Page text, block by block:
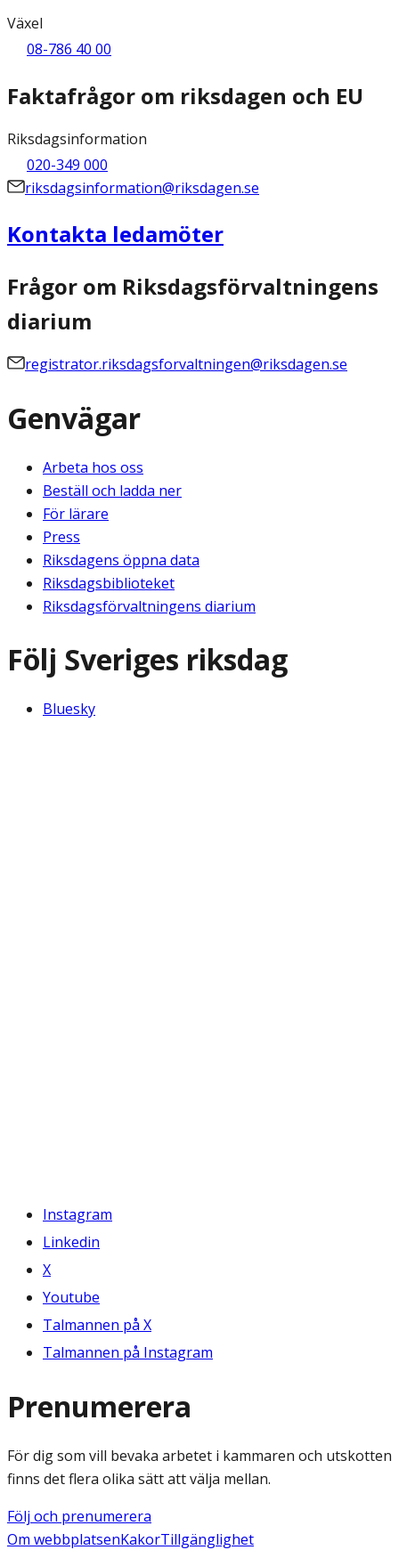
Växel
08-786 40 00
Faktafrågor om riksdagen och EU
Riksdagsinformation
020-349 000
riksdagsinformation@riksdagen.se
Kontakta ledamöter
Frågor om Riksdagsförvaltningens
diarium
registrator.riksdagsforvaltningen@riksdagen.se
Genvägar
Arbeta hos oss
Beställ och ladda ner
För lärare
Press
Riksdagens öppna data
Riksdagsbiblioteket
Riksdagsförvaltningens diarium
Följ Sveriges riksdag
Bluesky
Instagram
Linkedin
X
Youtube
Talmannen på X
Talmannen på Instagram
Prenumerera
För dig som vill bevaka arbetet i kammaren och utskotten
finns det flera olika sätt att välja mellan.
Följ och prenumerera
Om webbplatsenKakorTillgänglighet